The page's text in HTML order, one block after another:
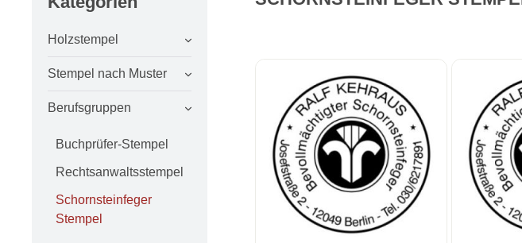
Holzstempel
Stempel nach Muster
Berufsgruppen
Buchprüfer-Stempel
Rechtsanwaltsstempel
Schornsteinfeger
Stempel